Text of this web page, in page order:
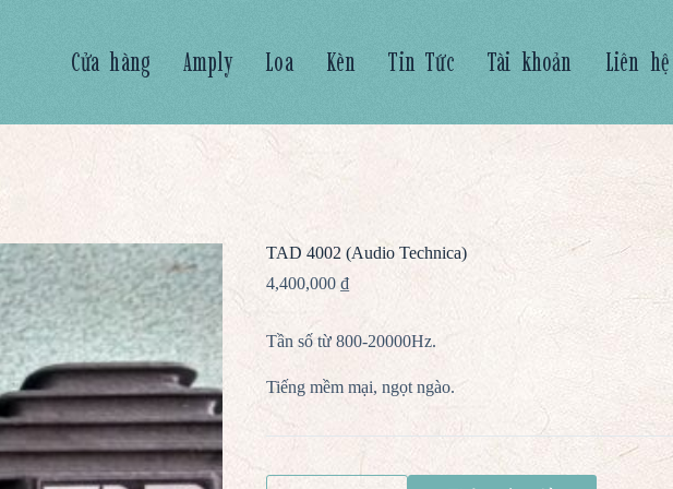
Cửa hàng Amply Loa Kèn Tin Tức Tài khoản Liên hệ
TAD 4002 (Audio Technica)
4,400,000 ₫
Tần số từ 800-20000Hz.
Tiếng mềm mại, ngọt ngào.